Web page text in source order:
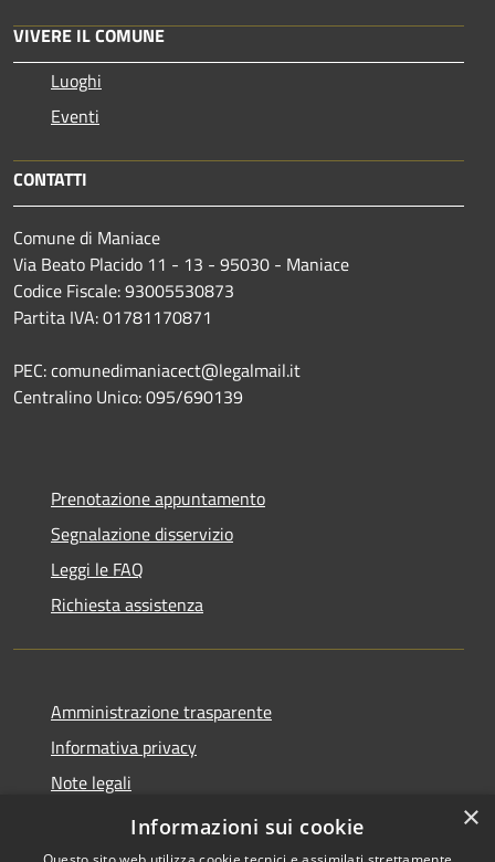
VIVERE IL COMUNE
Luoghi
Eventi
CONTATTI
Comune di Maniace
Via Beato Placido 11 - 13 - 95030 - Maniace
Codice Fiscale: 93005530873
Partita IVA: 01781170871
PEC: comunedimaniacect@legalmail.it
Centralino Unico: 095/690139
Prenotazione appuntamento
Segnalazione disservizio
Leggi le FAQ
Richiesta assistenza
Amministrazione trasparente
Informativa privacy
Note legali
Dichiarazione di accessibilità
×
Informazioni sui cookie